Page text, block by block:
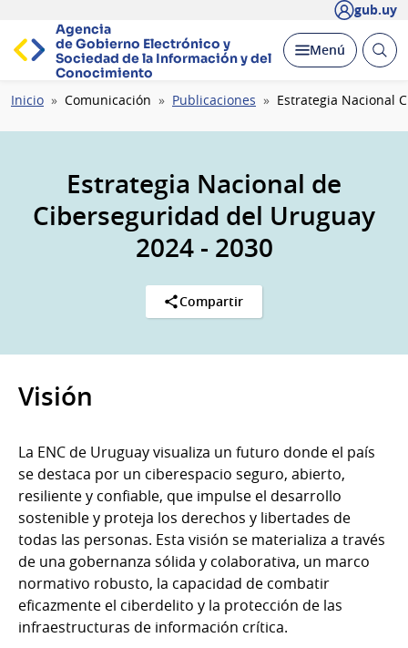
gub.uy
Agencia
de Gobierno Electrónico y
Sociedad de la Información y del
Conocimiento
Desplegar
Menú Abrir
Ruta
navegación
Inicio Comunicación Publicaciones Estrategia Nacional
Estrategia Nacional de
Ciberseguridad del Uruguay
2024 - 2030
Compartir
Visión
La ENC de Uruguay visualiza un futuro donde el país
se destaca por un ciberespacio seguro, abierto,
resiliente y confiable, que impulse el desarrollo
sostenible y proteja los derechos y libertades de
todas las personas. Esta visión se materializa a través
de una gobernanza sólida y colaborativa, un marco
normativo robusto, la capacidad de combatir
eficazmente el ciberdelito y la protección de las
infraestructuras de información crítica.